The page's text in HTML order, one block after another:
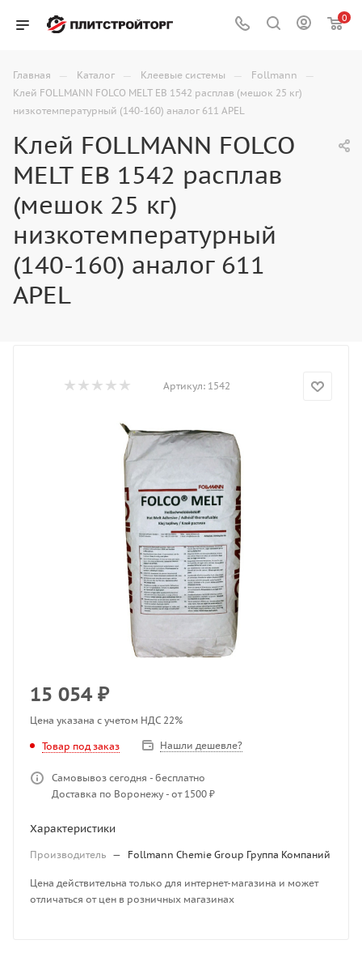
0
Главная — Каталог — Клеевые системы — Follmann —
Клей FOLLMANN FOLCO MELT EB 1542 расплав (мешок 25 кг)
низкотемпературный (140-160) аналог 611 APEL
Клей FOLLMANN FOLCO
MELT EB 1542 расплав
(мешок 25 кг)
низкотемпературный
(140-160) аналог 611
APEL
Артикул: 1542
15 054 ₽
Цена указана с учетом НДС 22%
Товар под заказ Нашли дешевле?
Самовывоз сегодня - бесплатно
Доставка по Воронежу - от 1500 ₽
Характеристики
Производитель — Follmann Chemie Group Группа Компаний
Цена действительна только для интернет-магазина и может
отличаться от цен в розничных магазинах